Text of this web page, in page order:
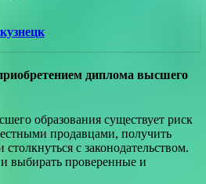
диплома высшего
образования существует риск
продавцами, получить
с законодательством.
выбирать проверенные и